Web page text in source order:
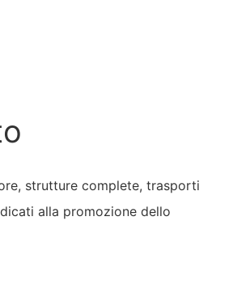
strutture complete, trasporti
alla promozione dello